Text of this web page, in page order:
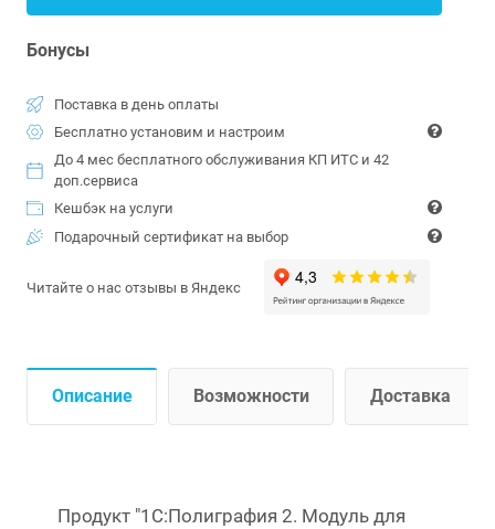
Бонусы
Поставка в день оплаты
Бесплатно установим и настроим
До 4 мес бесплатного обслуживания КП ИТС и 42
доп.сервиса
Кешбэк на услуги
Подарочный сертификат на выбор
Читайте о нас отзывы в Яндекс
Описание Возможности Доставка
Продукт "1С:Полиграфия 2. Модуль для